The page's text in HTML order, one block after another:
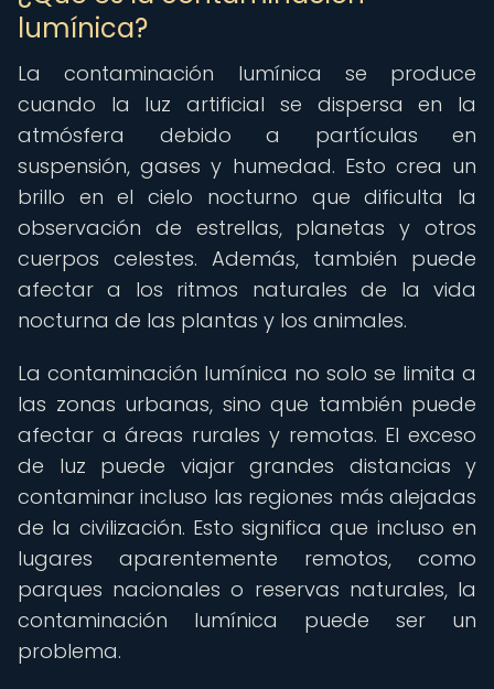
lumínica?
La contaminación lumínica se produce
cuando la luz artificial se dispersa en la
atmósfera debido a partículas en
suspensión, gases y humedad. Esto crea un
brillo en el cielo nocturno que dificulta la
observación de estrellas, planetas y otros
cuerpos celestes. Además, también puede
afectar a los ritmos naturales de la vida
nocturna de las plantas y los animales.
La contaminación lumínica no solo se limita a
las zonas urbanas, sino que también puede
afectar a áreas rurales y remotas. El exceso
de luz puede viajar grandes distancias y
contaminar incluso las regiones más alejadas
de la civilización. Esto significa que incluso en
lugares aparentemente remotos, como
parques nacionales o reservas naturales, la
contaminación lumínica puede ser un
problema.